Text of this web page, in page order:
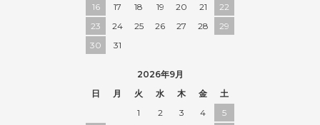
16
17 18 19 20 21
22
23
24 25 26 27 28
29
30
31
2026年9月
日
月 火 水 木 金
土
1
2 3 4
5